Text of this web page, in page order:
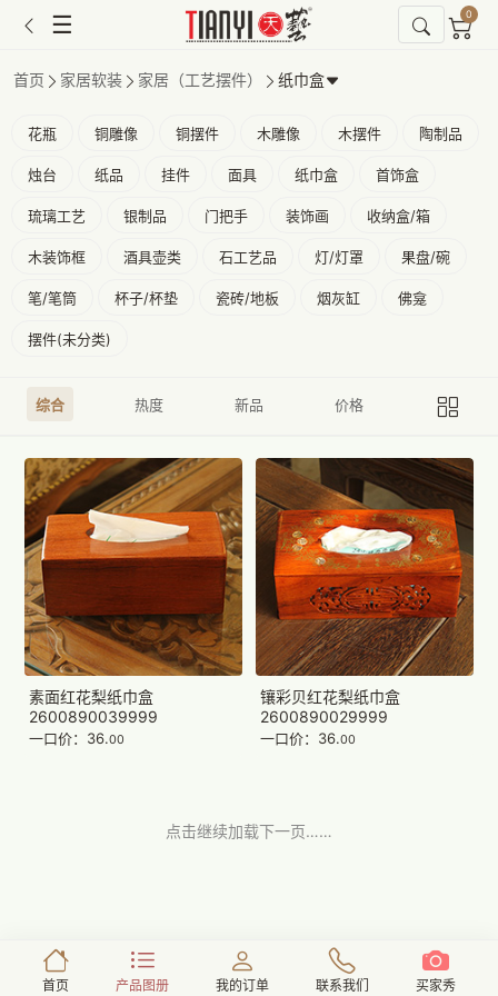
☰ 0
首页 家居软装 家居（工艺摆件） 纸巾盒
花瓶 铜雕像 铜摆件 木雕像 木摆件 陶制品
烛台 纸品 挂件 面具 纸巾盒 首饰盒
琉璃工艺 银制品 门把手 装饰画 收纳盒/箱
木装饰框 酒具壶类 石工艺品 灯/灯罩 果盘/碗
笔/笔筒 杯子/杯垫 瓷砖/地板 烟灰缸 佛龛
摆件(未分类)
综合 热度 新品 价格
素面红花梨纸巾盒
2600890039999
一口价：36.00
镶彩贝红花梨纸巾盒
2600890029999
一口价：36.00
点击继续加载下一页……
首页 产品图册 我的订单 联系我们 买家秀